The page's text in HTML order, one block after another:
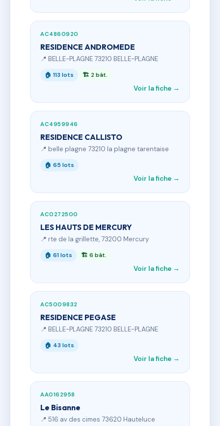
AC4860920
RESIDENCE ANDROMEDE
📍 BELLE-PLAGNE 73210 BELLE-PLAGNE
🏠 113 lots 🏗 2 bât.
Voir la fiche →
AC4959946
RESIDENCE CALLISTO
📍 belle plagne 73210 la plagne tarentaise
🏠 65 lots
Voir la fiche →
AC0272500
LES HAUTS DE MERCURY
📍 rte de la grillette, 73200 Mercury
🏠 61 lots 🏗 6 bât.
Voir la fiche →
AC5009832
RESIDENCE PEGASE
📍 BELLE-PLAGNE 73210 BELLE-PLAGNE
🏠 43 lots
Voir la fiche →
AA0162958
Le Bisanne
📍 516 av des cimes 73620 Hauteluce